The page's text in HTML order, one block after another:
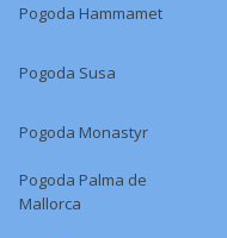
Pogoda Hammamet
Pogoda Susa
Pogoda Monastyr
Pogoda Palma de
Mallorca